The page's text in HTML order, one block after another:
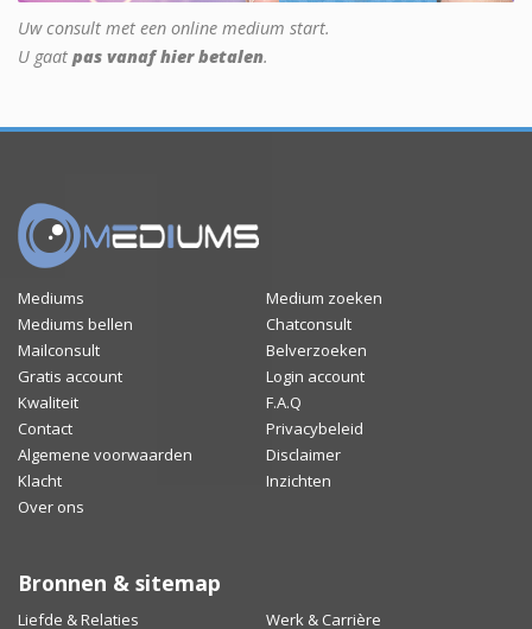
Uw consult met een online medium start.
U gaat pas vanaf hier betalen.
Mediums
Medium zoeken
Mediums bellen
Chatconsult
Mailconsult
Belverzoeken
Gratis account
Login account
Kwaliteit
F.A.Q
Contact
Privacybeleid
Algemene voorwaarden
Disclaimer
Klacht
Inzichten
Over ons
Bronnen & sitemap
Liefde & Relaties Werk & Carrière